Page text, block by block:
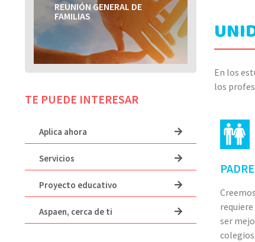
REUNIÓN GENERAL DE
FAMILIAS
REUNIÓN GENERAL DE
FAMILIAS
TE PUEDE INTERESAR
Aplica ahora
Servicios
Proyecto educativo
Aspaen, cerca de ti
En los
los
ser